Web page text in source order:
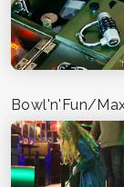
Bowl'n'Fun/